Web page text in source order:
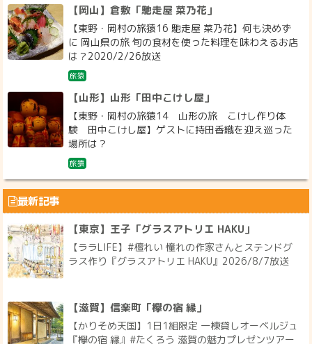
【岡山】倉敷「馳走屋 菜乃花」
【東野・岡村の旅猿16 馳走屋 菜乃花】何も決めず
に 岡山県の旅 旬の食材を使った料理を味わえるお店
は？2020/2/26放送
旅猿
【山形】山形「田中こけし屋」
【東野・岡村の旅猿14 山形の旅 こけし作り体
験 田中こけし屋】ゲストに持田香織を迎え巡った
場所は？
旅猿
最新記事
【東京】王子「グラスアトリエ HAKU」
【ララLIFE】#檀れい 憧れの作家さんとステンドグ
ラス作り『グラスアトリエ HAKU』2026/8/7放送
【滋賀】信楽町「欅の宿 縁」
【かりそめ天国】1日1組限定 一棟貸しオーベルジュ
『欅の宿 縁』#たくろう 滋賀の魅力プレゼンツアー